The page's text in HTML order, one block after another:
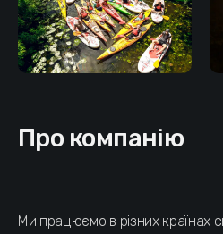
Про компанію
Ми працюємо в різних країнах